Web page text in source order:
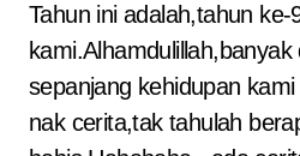
Tahun ini adalah,tahun ke-
sepanjang kehidupan
nak cerita,tak tahulah